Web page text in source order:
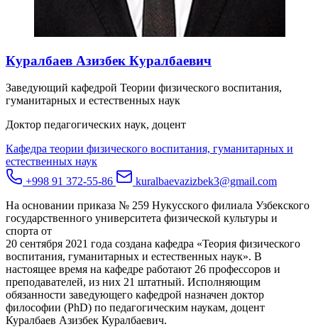
Куралбаев Азизбек Куралбаевич
Заведующий кафедрой Теории физического воспитания,
гуманитарных и естественных наук
Доктор педагогических наук, доцент
Кафедра теории физического воспитания, гуманитарных и
естественных наук
+998 91 372-55-86
kuralbaevazizbek3@gmail.com
На основании приказа № 259 Нукусского филиала Узбекского
государственного университета физической культуры и
спорта от
20 сентября 2021 года создана кафедра «Теория физического
воспитания, гуманитарных и естественных наук». В
настоящее время на кафедре работают 26 профессоров и
преподавателей, из них 21 штатный. Исполняющим
обязанности заведующего кафедрой назначен доктор
философии (PhD) по педагогическим наукам, доцент
Куралбаев Азизбек Куралбаевич.